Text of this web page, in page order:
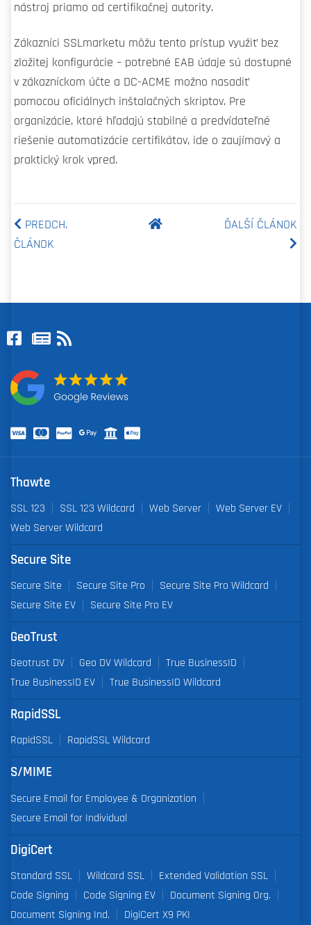
nástroj priamo od certifikačnej autority.
Zákazníci SSLmarketu môžu tento prístup využiť bez
zložitej konfigurácie – potrebné EAB údaje sú dostupné
v zákazníckom účte a DC-ACME možno nasadiť
pomocou oficiálnych inštalačných skriptov. Pre
organizácie, ktoré hľadajú stabilné a predvídateľné
riešenie automatizácie certifikátov, ide o zaujímavý a
praktický krok vpred.
PREDCH.
ČLÁNOK
ĎALŠÍ ČLÁNOK
Thawte
SSL 123 SSL 123 Wildcard Web Server
Web Server EV
Web Server Wildcard
Secure Site
Secure Site Secure Site Pro
Secure Site Pro Wildcard
Secure Site EV
Secure Site Pro EV
GeoTrust
Geotrust DV Geo DV Wildcard
True BusinessID
True BusinessID EV
True BusinessID Wildcard
RapidSSL
RapidSSL RapidSSL Wildcard
S/MIME
Secure Email for Employee & Organization
Secure Email for Individual
DigiCert
Standard SSL Wildcard SSL
Extended Validation SSL
Code Signing
Code Signing EV
Document Signing Org.
Document Signing Ind.
DigiCert X9 PKI